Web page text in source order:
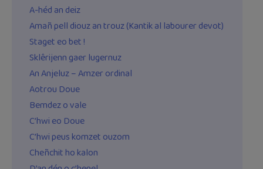
A-héd an deiz
Amañ pell diouz an trouz (Kantik al labourer devot)
Staget eo bet !
Sklêrijenn gaer lugernuz
An Anjeluz – Amzer ordinal
Aotrou Doue
Bemdez o vale
C’hwi eo Doue
C’hwi peus komzet ouzom
Cheñchit ho kalon